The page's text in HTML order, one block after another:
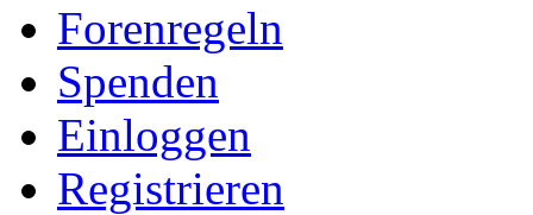
Forenregeln
Spenden
Einloggen
Registrieren